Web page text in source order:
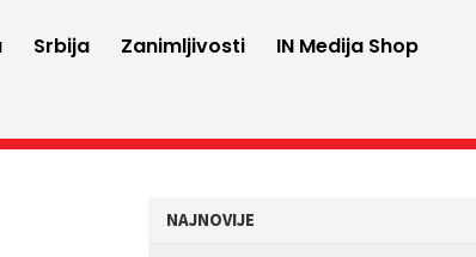
Srbija Zanimljivosti
IN Medija Shop
NAJNOVIJE